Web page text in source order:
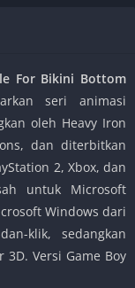
Bikini Bottom
seri animasi
oleh Heavy Iron
dan diterbitkan
2, Xbox, dan
untuk Microsoft
Windows dari
klik, sedangkan
Versi Game Boy